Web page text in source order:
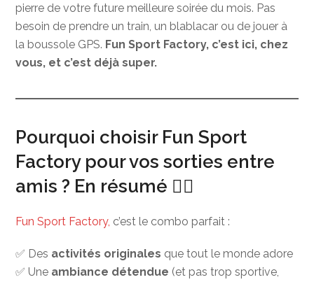
pierre de votre future meilleure soirée du mois. Pas
besoin de prendre un train, un blablacar ou de jouer à
la boussole GPS. Fun Sport Factory, c’est ici, chez
vous, et c’est déjà super.
Pourquoi choisir Fun Sport
Factory pour vos sorties entre
amis ? En résumé 🧚‍♀️
Fun Sport Factory, c’est le combo parfait :
✅ Des activités originales que tout le monde adore
✅ Une ambiance détendue (et pas trop sportive,